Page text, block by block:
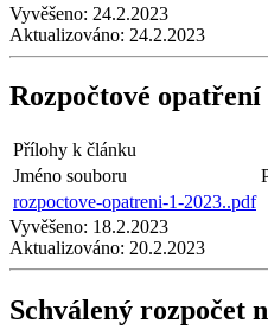
Vyvěšeno: 24.2.2023
Aktualizováno: 24.2.2023
Rozpočtové opatření
Přílohy k článku
Jméno souboru
rozpoctove-opatreni-1-2023..pdf
Vyvěšeno: 18.2.2023
Aktualizováno: 20.2.2023
Schválený rozpočet